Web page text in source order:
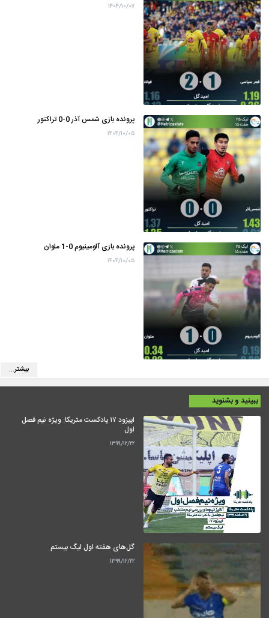
۱۴۰۴/۱۰/۰۷
پرونده بازی شمس آذر 0-0 تراکتور
۱۴۰۴/۱۰/۰۵
پرونده بازی آلومینیوم 0-1 ملوان
۱۴۰۴/۱۰/۰۵
بیشتر...
ببینید و بشنوید
اپیزود ۱۷ پادکست متریکا: ویژه نیم فصل
اول
۱۳۹۹/۱۲/۲۲
گل‌های هفته اول لیگ بیستم
۱۳۹۹/۱۲/۲۲